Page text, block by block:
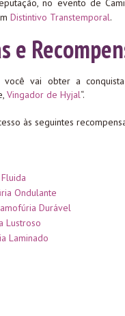
no evento de
Distintivo Transtemporal.
e
você vai obter a conquista
Vingador de Hyjal“.
às seguintes
Ondulante
Durável
Lustroso
Laminado